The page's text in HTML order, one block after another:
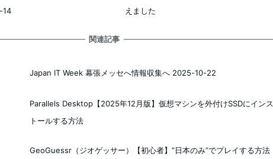
14
えました
関連記事
Japan IT Week 幕張メッセへ情報収集へ 2025-10-22
Parallels Desktop【2025年12月版】仮想マシンを外付けSSDにインス
トールする方法
GeoGuessr（ジオゲッサー）【初心者】”日本のみ”でプレイする方法